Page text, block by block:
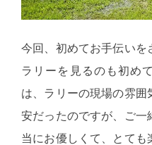
今回、初めてお手伝いを
ラリーを見るのも初め
は、ラリーの現場の雰
安だったのですが、ご一
当にお優しくて、とても